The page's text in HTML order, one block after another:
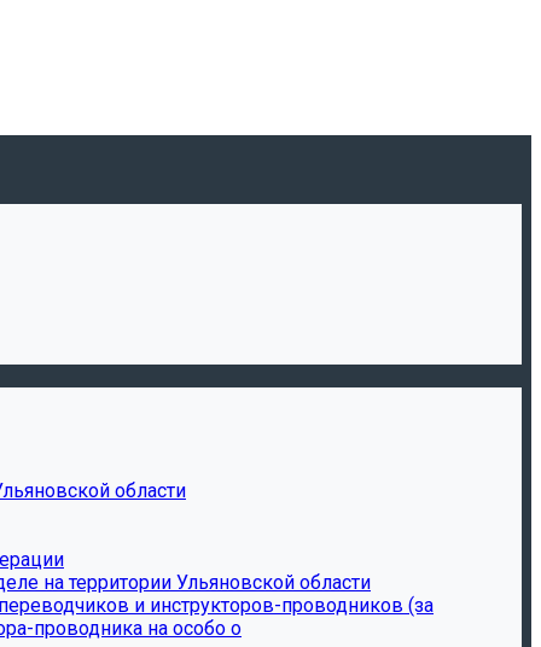
области
на территории Ульяновской области
и инструкторов-проводников (за
проводника на особо о